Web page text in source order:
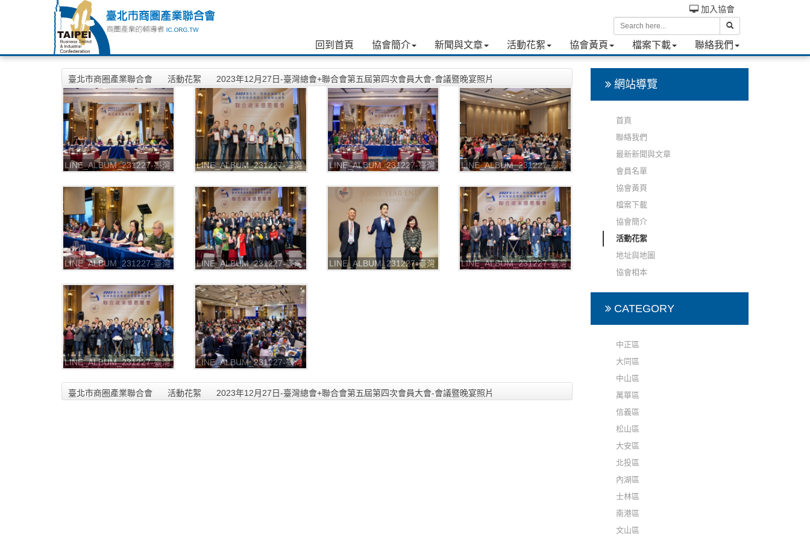
回到首頁 協會簡介 新聞與文章 活動花絮 協會黃頁 檔案下載 聯絡我們
加入協會
臺北市商圈產業聯合會 活動花絮 2023年12月27日-臺灣總會+聯合會第五屆第四次會員大會-會議暨晚宴照片
LINE_ALBUM_231227-臺灣
員大會-會議暨晚宴照片
_231228_9
LINE_ALBUM_231227-臺灣
員大會-會議暨晚宴照片
_231228_10
LINE_ALBUM_231227-臺灣
員大會-會議暨晚宴照片
_231228_6
LINE_ALBUM_231227-臺灣
員大會-會議暨晚宴照片
_231228_7
LINE_ALBUM_231227-臺灣
員大會-會議暨晚宴照片
_231228_8
LINE_ALBUM_231227-臺灣
員大會-會議暨晚宴照片
_231228_5
LINE_ALBUM_231227-臺灣
LINE_ALBUM_231227-臺灣
LINE_ALBUM_231227-臺灣
員大會-會議暨晚宴照片
_231228_2
LINE_ALBUM_231227-臺灣
員大會-會議暨晚宴照片
_231228_1
臺北市商圈產業聯合會 活動花絮 2023年12月27日-臺灣總會+聯合會第五屆第四次會員大會-會議暨晚宴照片
網站導覽
首頁
聯絡我們
最新新聞與文章
會員名單
協會黃頁
檔案下載
協會簡介
活動花絮
地址與地圖
協會相本
CATEGORY
中正區
大同區
中山區
萬華區
信義區
松山區
大安區
北投區
內湖區
士林區
南港區
文山區